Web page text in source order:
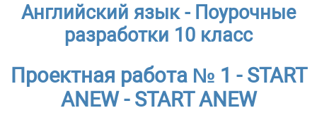
Английский язык - Поурочные
разработки 10 класс
Проектная работа № 1 - START
ANEW - START ANEW